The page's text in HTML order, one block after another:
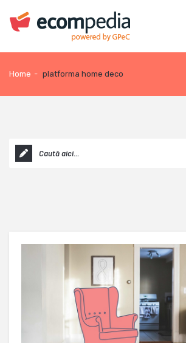
Home - platforma home deco